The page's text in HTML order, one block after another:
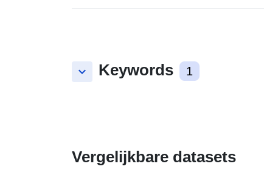
keyboard_arrow_down Keywords 1
Vergelijkbare datasets